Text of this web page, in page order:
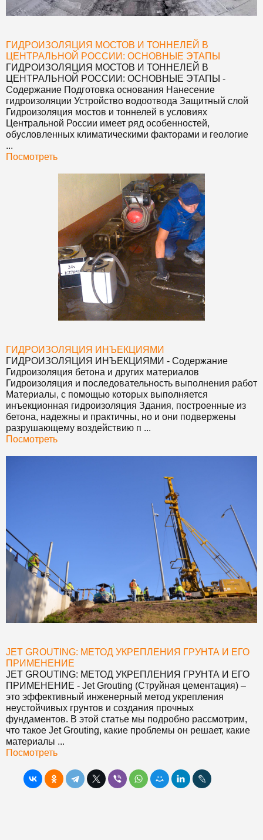
ГИДРОИЗОЛЯЦИЯ МОСТОВ И ТОННЕЛЕЙ В
ЦЕНТРАЛЬНОЙ РОССИИ: ОСНОВНЫЕ ЭТАПЫ
ГИДРОИЗОЛЯЦИЯ МОСТОВ И ТОННЕЛЕЙ В
ЦЕНТРАЛЬНОЙ РОССИИ: ОСНОВНЫЕ ЭТАПЫ -
Содержание Подготовка основания Нанесение
гидроизоляции Устройство водоотвода Защитный слой
Гидроизоляция мостов и тоннелей в условиях
Центральной России имеет ряд особенностей,
обусловленных климатическими факторами и геологие
...
Посмотреть
ГИДРОИЗОЛЯЦИЯ ИНЪЕКЦИЯМИ
ГИДРОИЗОЛЯЦИЯ ИНЪЕКЦИЯМИ - Содержание
Гидроизоляция бетона и других материалов
Гидроизоляция и последовательность выполнения работ
Материалы, с помощью которых выполняется
инъекционная гидроизоляция Здания, построенные из
бетона, надежны и практичны, но и они подвержены
разрушающему воздействию п ...
Посмотреть
JET GROUTING: МЕТОД УКРЕПЛЕНИЯ ГРУНТА И ЕГО
ПРИМЕНЕНИЕ
JET GROUTING: МЕТОД УКРЕПЛЕНИЯ ГРУНТА И ЕГО
ПРИМЕНЕНИЕ - Jet Grouting (Струйная цементация) –
это эффективный инженерный метод укрепления
неустойчивых грунтов и создания прочных
фундаментов. В этой статье мы подробно рассмотрим,
что такое Jet Grouting, какие проблемы он решает, какие
материалы ...
Посмотреть